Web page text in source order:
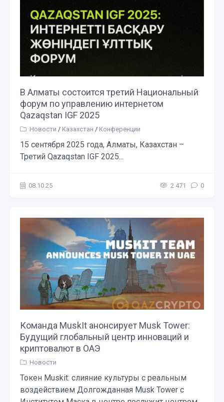
В Алматы состоится третий Национальный
форум по управлению интернетом
Qazaqstan IGF 2025
Новости / Казахстан / Конференции
15 сентября 2025 года, Алматы, Казахстан –
Третий Qazaqstan IGF 2025...
08.10.25 2 471 0
Команда MuskIt анонсирует Musk Tower:
Будущий глобальный центр инноваций и
криптовалют в ОАЭ
Новости
Токен Muskit: слияние культуры с реальным
воздействием Долгожданная Musk Tower с